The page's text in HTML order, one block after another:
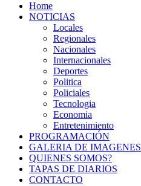
Home
NOTICIAS
Locales
Regionales
Nacionales
Internacionales
Deportes
Politica
Policiales
Tecnologia
Economia
Entretenimiento
PROGRAMACIÓN
GALERIA DE IMAGENES
QUIENES SOMOS?
TAPAS DE DIARIOS
CONTACTO